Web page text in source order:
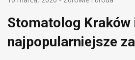
Stomatolog Kraków
najpopularniejsze